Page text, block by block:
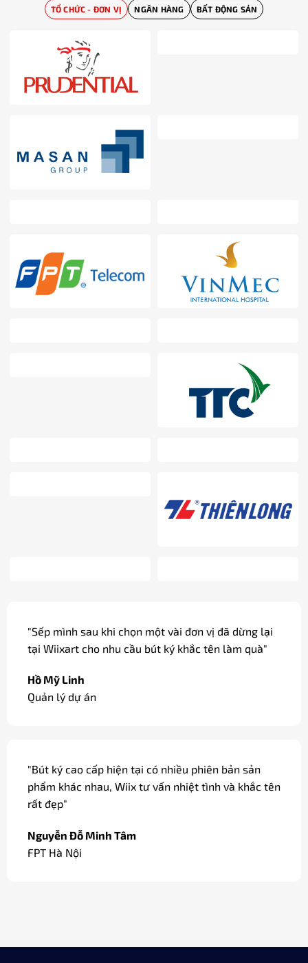
TỔ CHỨC - ĐƠN VỊ NGÂN HÀNG BẤT ĐỘNG SẢN
"Sếp mình sau khi chọn một vài đơn vị đã dừng lại
tại Wiixart cho nhu cầu bút ký khắc tên làm quà"
Hồ Mỹ Linh
Quản lý dự án
"Bút ký cao cấp hiện tại có nhiều phiên bản sản
phẩm khác nhau, Wiix tư vấn nhiệt tình và khắc tên
rất đẹp"
Nguyễn Đỗ Minh Tâm
FPT Hà Nội